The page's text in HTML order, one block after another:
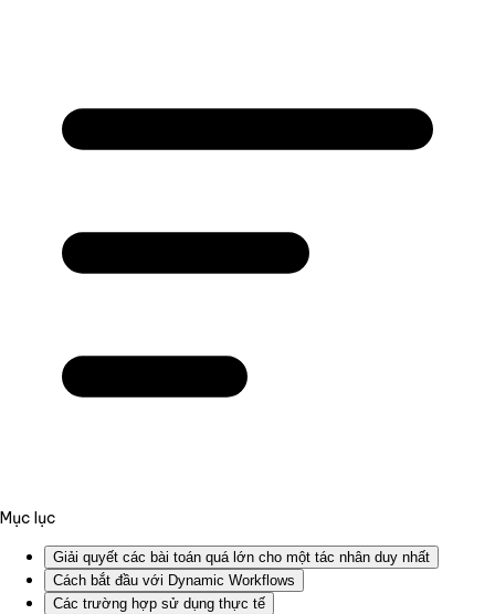
Mục lục
Giải quyết các bài toán quá lớn cho một tác nhân duy nhất
Cách bắt đầu với Dynamic Workflows
Các trường hợp sử dụng thực tế